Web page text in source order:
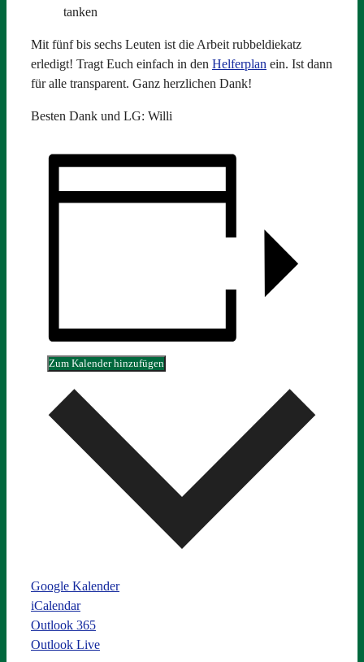
tanken
Mit fünf bis sechs Leuten ist die Arbeit rubbeldiekatz
erledigt! Tragt Euch einfach in den Helferplan ein. Ist dann
für alle transparent. Ganz herzlichen Dank!
Besten Dank und LG: Willi
Zum Kalender hinzufügen
Google Kalender
iCalendar
Outlook 365
Outlook Live